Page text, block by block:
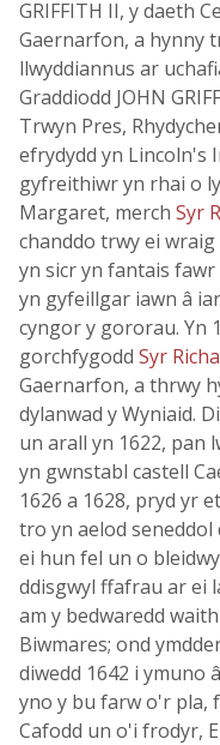
GRIFFITH II, y daeth
Gaernarfon, a hynny
llwyddiannus ar
Graddiodd JOHN
Trwyn Pres,
efrydydd yn Lincoln's
gyfreithiwr yn rhai o
Margaret, merch Syr
chanddo trwy ei
yn sicr yn fantais
yn gyfeillgar iawn â
cyngor y gororau. Yn
gorchfygodd Syr
Gaernarfon, a thrwy
dylanwad y Wyniaid.
un arall yn 1622, pan
yn gwnstabl castell
1626 a 1628, pryd yr
tro yn aelod seneddol
ei hun fel un o
ddisgwyl ffafrau ar ei
am y bedwaredd
Biwmares; ond
diwedd 1642 i ymuno
yno y bu farw o'r pla,
Cafodd un o'i frodyr,